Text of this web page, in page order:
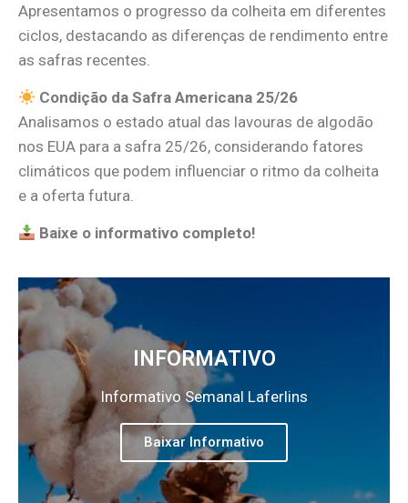
Apresentamos o progresso da colheita em diferentes
ciclos, destacando as diferenças de rendimento entre
as safras recentes.
Condição da Safra Americana 25/26
Analisamos o estado atual das lavouras de algodão
nos EUA para a safra 25/26, considerando fatores
climáticos que podem influenciar o ritmo da colheita
e a oferta futura.
Baixe o informativo completo!
INFORMATIVO
Informativo Semanal Laferlins
Baixar Informativo